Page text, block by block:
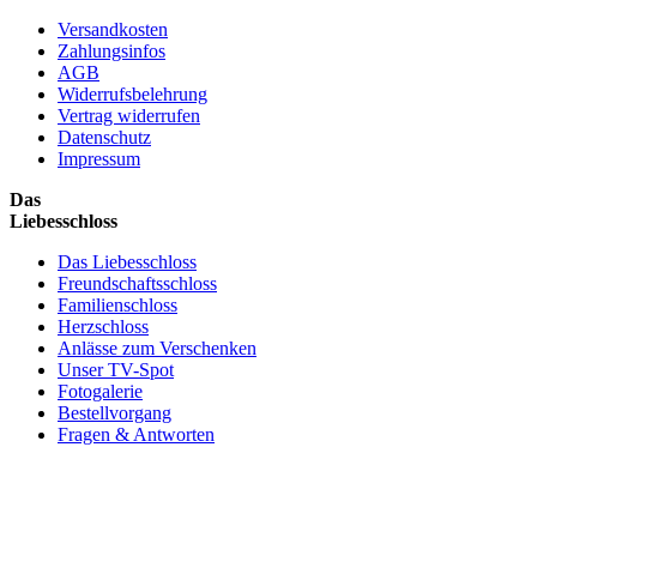
Versandkosten
Zahlungsinfos
AGB
Widerrufsbelehrung
Vertrag widerrufen
Datenschutz
Impressum
Das
Liebesschloss
Das Liebesschloss
Freundschaftsschloss
Familienschloss
Herzschloss
Anlässe zum Verschenken
Unser TV-Spot
Fotogalerie
Bestellvorgang
Fragen & Antworten